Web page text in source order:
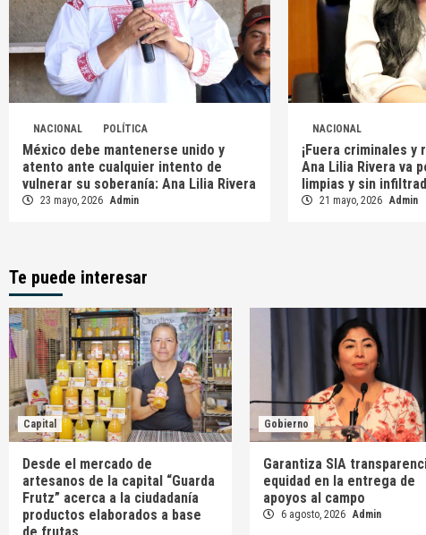
NACIONAL POLÍTICA
México debe mantenerse unido y
atento ante cualquier intento de
vulnerar su soberanía: Ana Lilia Rivera
23 mayo, 2026 Admin
NACIONAL
¡Fuera criminales y
Ana Lilia Rivera va
limpias y sin
21 mayo, 2026 Admin
Te puede interesar
Capital
Desde el mercado de
artesanos de la capital “Guarda
Frutz” acerca a la ciudadanía
productos elaborados a base
Gobierno
Garantiza SIA
equidad en la entrega de
apoyos al campo
6 agosto, 2026 Admin